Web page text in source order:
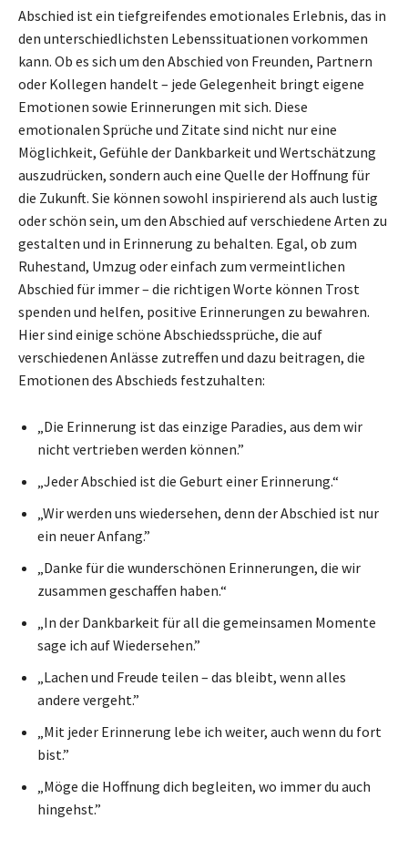
Abschied ist ein tiefgreifendes emotionales Erlebnis, das in
den unterschiedlichsten Lebenssituationen vorkommen
kann. Ob es sich um den Abschied von Freunden, Partnern
oder Kollegen handelt – jede Gelegenheit bringt eigene
Emotionen sowie Erinnerungen mit sich. Diese
emotionalen Sprüche und Zitate sind nicht nur eine
Möglichkeit, Gefühle der Dankbarkeit und Wertschätzung
auszudrücken, sondern auch eine Quelle der Hoffnung für
die Zukunft. Sie können sowohl inspirierend als auch lustig
oder schön sein, um den Abschied auf verschiedene Arten zu
gestalten und in Erinnerung zu behalten. Egal, ob zum
Ruhestand, Umzug oder einfach zum vermeintlichen
Abschied für immer – die richtigen Worte können Trost
spenden und helfen, positive Erinnerungen zu bewahren.
Hier sind einige schöne Abschiedssprüche, die auf
verschiedenen Anlässe zutreffen und dazu beitragen, die
Emotionen des Abschieds festzuhalten:
„Die Erinnerung ist das einzige Paradies, aus dem wir
nicht vertrieben werden können.”
„Jeder Abschied ist die Geburt einer Erinnerung.“
„Wir werden uns wiedersehen, denn der Abschied ist nur
ein neuer Anfang.”
„Danke für die wunderschönen Erinnerungen, die wir
zusammen geschaffen haben.“
„In der Dankbarkeit für all die gemeinsamen Momente
sage ich auf Wiedersehen.”
„Lachen und Freude teilen – das bleibt, wenn alles
andere vergeht.”
„Mit jeder Erinnerung lebe ich weiter, auch wenn du fort
bist.”
„Möge die Hoffnung dich begleiten, wo immer du auch
hingehst.”